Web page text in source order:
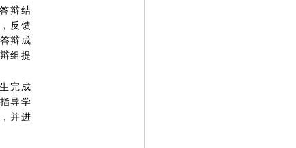
辩结
反馈
辩成
组提
完成
导学
并进